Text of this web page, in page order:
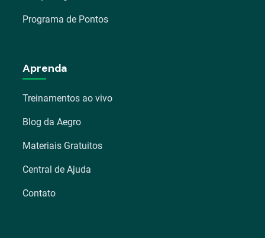
Programa de Pontos
Aprenda
Treinamentos ao vivo
Blog da Aegro
Materiais Gratuitos
Central de Ajuda
Contato